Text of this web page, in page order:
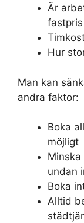
Är
fastpris
Hur
Man kan
andra faktor:
Boka
möjligt
undan
Boka
Alltid